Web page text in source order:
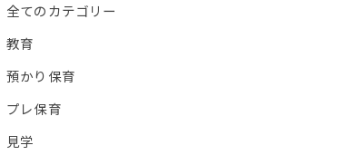
全てのカテゴリー
教育
預かり保育
プレ保育
見学